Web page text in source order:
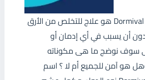
دورميفال كبسول Dormival هو علاج للتخلص من الأرق
أن يسبب في أي إدمان أو
سوف نوضج ما هى مكوناته
هو آمن للجميع أم لا ؟ اسم